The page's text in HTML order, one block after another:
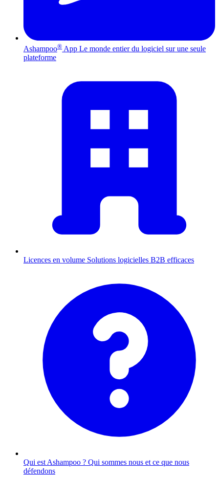
Ashampoo® App Le monde entier du logiciel sur une seule
plateforme
Licences en volume Solutions logicielles B2B efficaces
Qui est Ashampoo ? Qui sommes nous et ce que nous
défendons